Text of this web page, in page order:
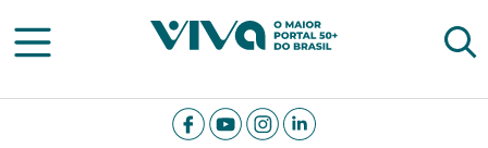
Viva Notícias